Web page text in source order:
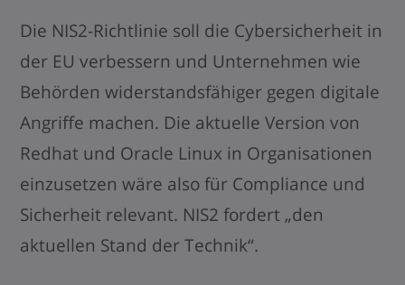
Die NIS2-Richtlinie soll die Cybersicherheit in
der EU verbessern und Unternehmen wie
Behörden widerstandsfähiger gegen digitale
Angriffe machen. Die aktuelle Version von
Redhat und Oracle Linux in Organisationen
einzusetzen wäre also für Compliance und
Sicherheit relevant. NIS2 fordert „den
aktuellen Stand der Technik“.